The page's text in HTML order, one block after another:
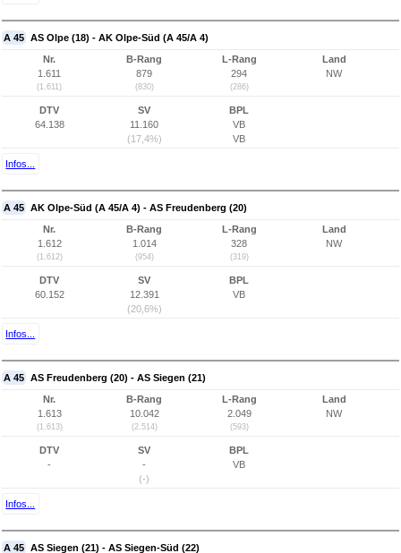
A 45 AS Olpe (18) - AK Olpe-Süd (A 45/A 4)
Nr.
1.611
(1.611)
B-Rang
879
(830)
L-Rang
294
(286)
Land
NW
DTV
64.138
SV
11.160
(17,4%)
BPL
VB
VB
Infos...
A 45 AK Olpe-Süd (A 45/A 4) - AS Freudenberg (20)
Nr.
1.612
(1.612)
B-Rang
1.014
(954)
L-Rang
328
(319)
Land
NW
DTV
60.152
SV
12.391
(20,6%)
BPL
VB
Infos...
A 45 AS Freudenberg (20) - AS Siegen (21)
Nr.
1.613
(1.613)
B-Rang
10.042
(2.514)
L-Rang
2.049
(593)
Land
NW
DTV
-
SV
-
(-)
BPL
VB
Infos...
A 45 AS Siegen (21) - AS Siegen-Süd (22)